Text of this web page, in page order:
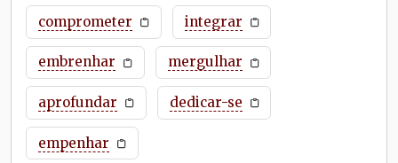
comprometer integrar
embrenhar mergulhar
aprofundar dedicar-se
empenhar